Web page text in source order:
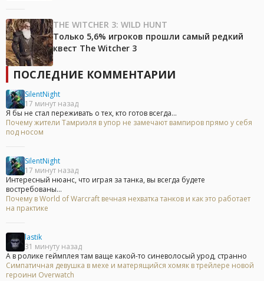
THE WITCHER 3: WILD HUNT
Только 5,6% игроков прошли самый редкий
квест The Witcher 3
ПОСЛЕДНИЕ КОММЕНТАРИИ
SilentNight
17 минут назад
Я бы не стал переживать о тех, кто готов всегда...
Почему жители Тамриэля в упор не замечают вампиров прямо у себя
под носом
SilentNight
17 минут назад
Интересный нюанс, что играя за танка, вы всегда будете
востребованы...
Почему в World of Warcraft вечная нехватка танков и как это работает
на практике
lastik
31 минуту назад
А в ролике геймплея там ваще какой-то синеволосый урод, странно
Симпатичная девушка в мехе и матерящийся хомяк в трейлере новой
героини Overwatch